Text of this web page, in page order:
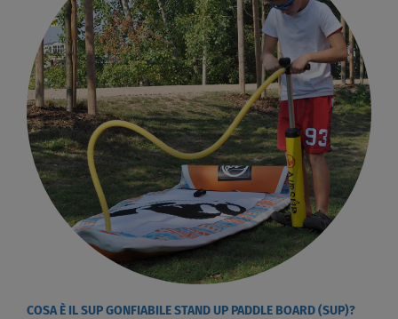
COSA È IL SUP GONFIABILE STAND UP PADDLE BOARD (SUP)?